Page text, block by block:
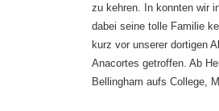
zu kehren. In konnten wir
dabei seine tolle Familie
kurz vor unserer dortigen
Anacortes getroffen. Ab
Bellingham aufs College,